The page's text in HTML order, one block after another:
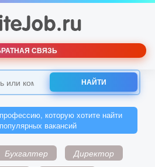
СВЯЗЬ
НАЙТИ
которую хотите найти
вакансий
Бухгалтер
Директор